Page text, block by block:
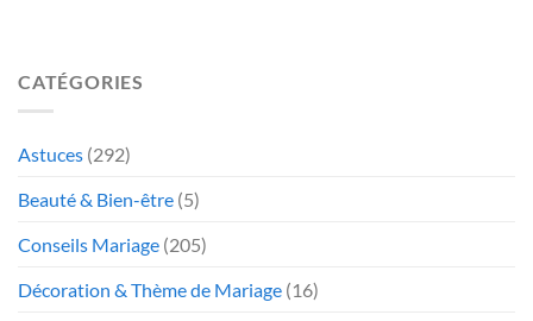
CATÉGORIES
Astuces (292)
Beauté & Bien-être (5)
Conseils Mariage (205)
Décoration & Thème de Mariage (16)